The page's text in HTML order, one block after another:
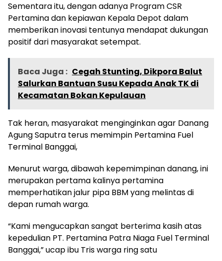
Sementara itu, dengan adanya Program CSR
Pertamina dan kepiawan Kepala Depot dalam
memberikan inovasi tentunya mendapat dukungan
positif dari masyarakat setempat.
Baca Juga : Cegah Stunting, Dikpora Balut
Salurkan Bantuan Susu Kepada Anak TK di
Kecamatan Bokan Kepulauan
Tak heran, masyarakat menginginkan agar Danang
Agung Saputra terus memimpin Pertamina Fuel
Terminal Banggai,
Menurut warga, dibawah kepemimpinan danang, ini
merupakan pertama kalinya pertamina
memperhatikan jalur pipa BBM yang melintas di
depan rumah warga.
“Kami mengucapkan sangat berterima kasih atas
kepedulian PT. Pertamina Patra Niaga Fuel Terminal
Banggai,” ucap ibu Tris warga ring satu